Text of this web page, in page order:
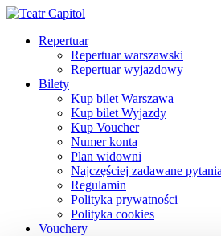
Repertuar
Repertuar warszawski
Repertuar wyjazdowy
Bilety
Kup bilet Warszawa
Kup bilet Wyjazdy
Kup Voucher
Numer konta
Plan widowni
Najczęściej zadawane pytania
Regulamin
Polityka prywatności
Polityka cookies
Vouchery